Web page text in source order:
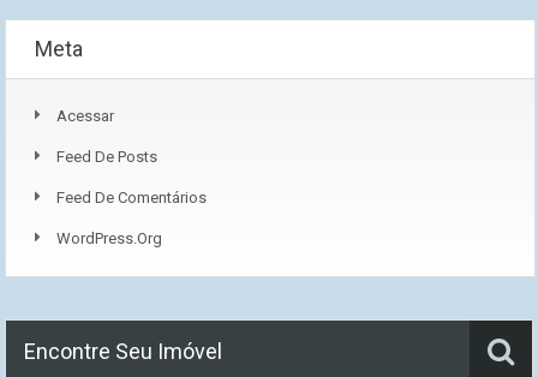
Meta
Acessar
Feed De Posts
Feed De Comentários
WordPress.org
Encontre Seu Imóvel